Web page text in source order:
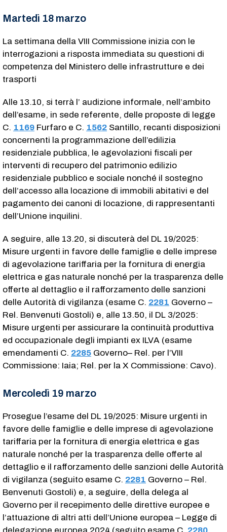
Martedì 18 marzo
La settimana della VIII Commissione inizia con le
interrogazioni a risposta immediata su questioni di
competenza del Ministero delle infrastrutture e dei
trasporti
Alle 13.10, si terrà l’ audizione informale, nell’ambito
dell’esame, in sede referente, delle proposte di legge
C. 1169 ​ Furfaro e C. 1562 ​ Santillo, recanti disposizioni
concernenti la programmazione dell’edilizia
residenziale pubblica, le agevolazioni fiscali per
interventi di recupero del patrimonio edilizio
residenziale pubblico e sociale nonché il sostegno
dell’accesso alla locazione di immobili abitativi e del
pagamento dei canoni di locazione, di rappresentanti
dell’Unione inquilini.
A seguire, alle 13.20, si discuterà del DL 19/2025:
Misure urgenti in favore delle famiglie e delle imprese
di agevolazione tariffaria per la fornitura di energia
elettrica e gas naturale nonché per la trasparenza delle
offerte al dettaglio e il rafforzamento delle sanzioni
delle Autorità di vigilanza (esame C. 2281 ​ Governo –
Rel. Benvenuti Gostoli) e, alle 13.50, il DL 3/2025:
Misure urgenti per assicurare la continuità produttiva
ed occupazionale degli impianti ex ILVA (esame
emendamenti C. 2285 ​ Governo– Rel. per l’VIII
Commissione: Iaia; Rel. per la X Commissione: Cavo).
Mercoledì 19 marzo
Prosegue l’esame del DL 19/2025: Misure urgenti in
favore delle famiglie e delle imprese di agevolazione
tariffaria per la fornitura di energia elettrica e gas
naturale nonché per la trasparenza delle offerte al
dettaglio e il rafforzamento delle sanzioni delle Autorità
di vigilanza (seguito esame C. 2281 ​ Governo – Rel.
Benvenuti Gostoli) e, a seguire, della delega al
Governo per il recepimento delle direttive europee e
l’attuazione di altri atti dell’Unione europea – Legge di